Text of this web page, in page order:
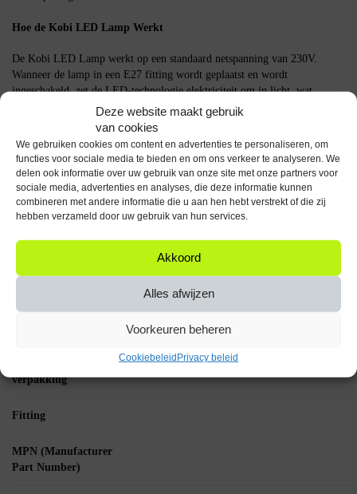
Deze website maakt gebruik
van cookies
We gebruiken cookies om content en advertenties te personaliseren, om
functies voor sociale media te bieden en om ons verkeer te analyseren. We
delen ook informatie over uw gebruik van onze site met onze partners voor
sociale media, advertenties en analyses, die deze informatie kunnen
combineren met andere informatie die u aan hen hebt verstrekt of die zij
hebben verzameld door uw gebruik van hun services.
Akkoord
Alles afwijzen
Voorkeuren beheren
CookiebeleidPrivacy beleid
Hoe de Kobi LED Lamp Werkt
De Kobi LED Lamp werkt op een standaard netspanning van 230V.
Wanneer de lamp in een E27 fitting wordt geplaatst en wordt
ingeschakeld, zet de LED-technologie elektriciteit om in licht, wat
resulteert in een efficiënte en heldere verlichting.
Belangrijke Specificaties
Vermogen: 7W
Lichtopbrengst: 600 lumen
Kleurtemperatuur: 3000K
Fitting: E27
De Kobi LED Lamp Kaarsvorm E27 7W is een praktische keuze voor
wie op zoek is naar efficiënte en sfeervolle verlichting.
verpakking
Fitting
MPN (Manufacturer
Part Number)